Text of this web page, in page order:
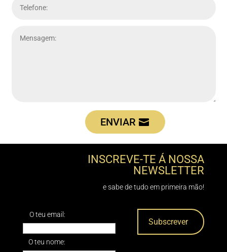
ENVIAR
INSCREVE-TE Á NOSSA
NEWSLETTER
e sabe de tudo em primeira mão!
O teu email:
O teu nome: